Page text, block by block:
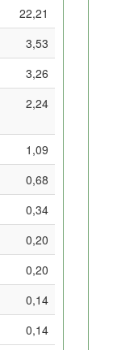
22,21
3,53
3,26
2,24
1,09
0,68
0,34
0,20
0,20
0,14
0,14